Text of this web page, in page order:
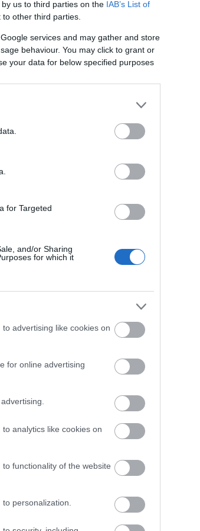
us to third parties on the IAB’s List of
other third parties.
services and may gather and store
behaviour. You may click to grant or
your data for below specified purposes
for Targeted
and/or Sharing
for which it
advertising like cookies on
for online advertising
analytics like cookies on
functionality of the website
personalization.
november 11-
közel
elismerést a
egy grúz
a
Filmszemle
2026.
tíz
Szólj hozzá!
EZT LÁTTUK LEGUTÓBB
Tweets by filmnaplo